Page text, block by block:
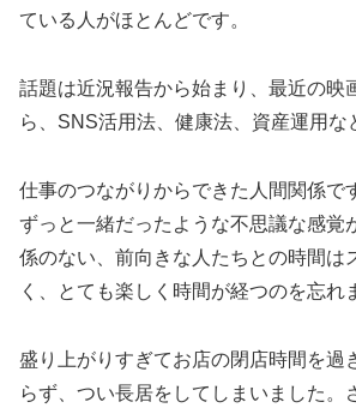
ている人がほとんどです。
話題は近況報告から始まり、最近の映
ら、SNS活用法、健康法、資産運用な
仕事のつながりからできた人間関係で
ずっと一緒だったような不思議な感覚
係のない、前向きな人たちとの時間は
く、とても楽しく時間が経つのを忘れ
盛り上がりすぎてお店の閉店時間を過
らず、つい長居をしてしまいました。